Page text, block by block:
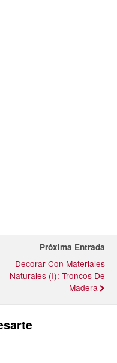
Próxima Entrada
Decorar Con Materiales
Naturales (I): Troncos De
Madera